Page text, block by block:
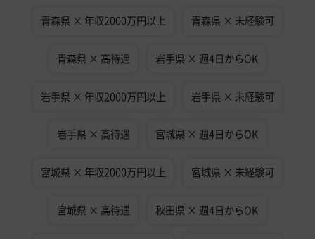
青森県 × 年収2000万円以上 青森県 × 未経験可
青森県 × 高待遇 岩手県 × 週4日からOK
岩手県 × 年収2000万円以上 岩手県 × 未経験可
岩手県 × 高待遇 宮城県 × 週4日からOK
宮城県 × 年収2000万円以上 宮城県 × 未経験可
宮城県 × 高待遇 秋田県 × 週4日からOK